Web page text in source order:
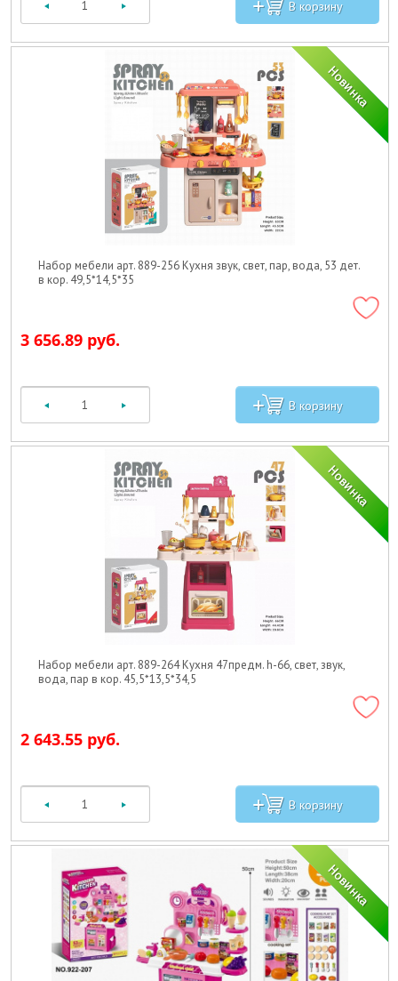
Набор мебели арт. 889-256 Кухня звук, свет, пар, вода, 53 дет.
в кор. 49,5*14,5*35
3 656.89 руб.
Набор мебели арт. 889-264 Кухня 47предм. h-66, свет, звук,
вода, пар в кор. 45,5*13,5*34,5
2 643.55 руб.